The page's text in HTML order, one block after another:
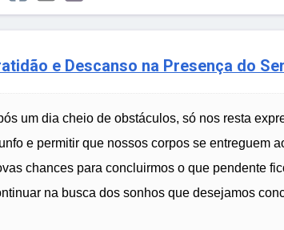
e Descanso na Presença do
um dia cheio de obstáculos, só nos resta
e permitir que nossos corpos se entreguem
chances para concluirmos o que pendente
na busca dos sonhos que desejamos